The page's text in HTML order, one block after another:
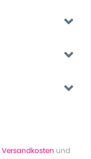
Versandkosten und